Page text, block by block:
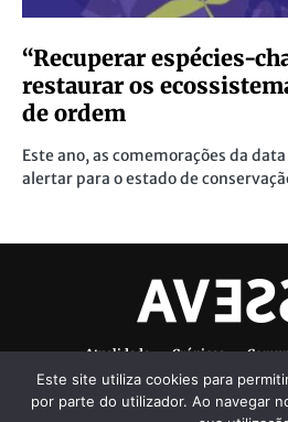
“Recuperar espécies-
restaurar os
de ordem
Este ano, as comemorações da
alertar para o estado de
Atualidade Crónicas
Denúncias Ambientais
Este site utiliza cookies para
por parte do utilizador. Ao navegar